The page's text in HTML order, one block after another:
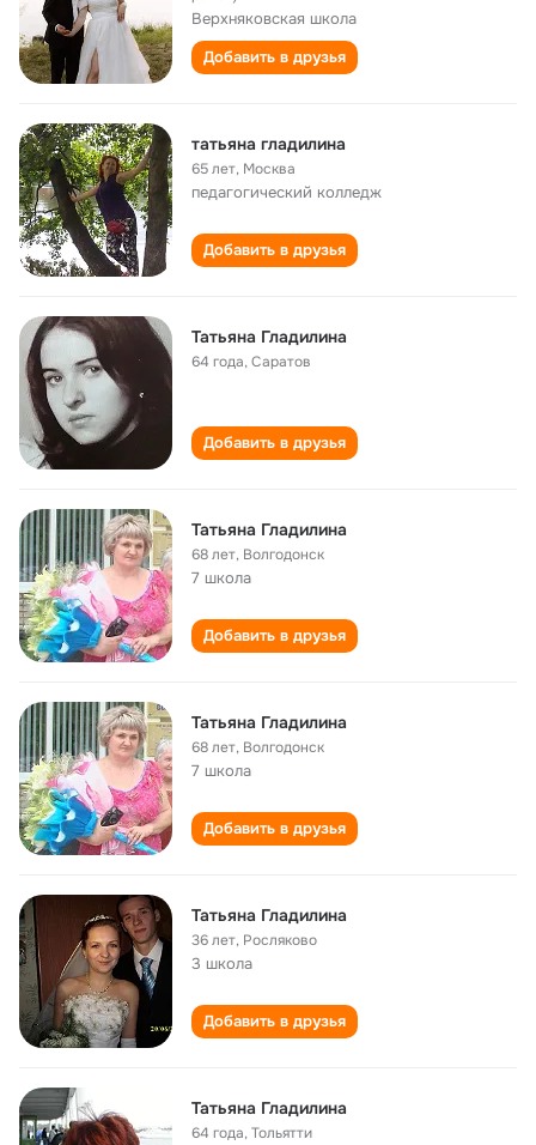
Верхняковская школа
Добавить в друзья
татьяна гладилина
65 лет, Москва
педагогический колледж
Добавить в друзья
Татьяна Гладилина
64 года,Саратов
Добавить в друзья
Татьяна Гладилина
68 лет, Волгодонск
7 школа
Добавить в друзья
Татьяна Гладилина
68 лет, Волгодонск
7 школа
Добавить в друзья
Татьяна Гладилина
36 лет, Росляково
3 школа
Добавить в друзья
Татьяна Гладилина
64 года,Тольятти